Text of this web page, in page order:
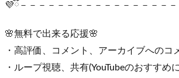
💜ྀི－－－－－－－－－－－－－－－－
🌸無料で出来る応援🌸
・高評価、コメント、アーカイブへのコ
・ループ視聴、共有(YouTubeのおすす